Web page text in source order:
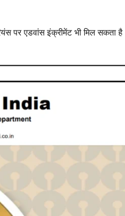
पर एडवांस इंक्रीमेंट भी मिल सकता